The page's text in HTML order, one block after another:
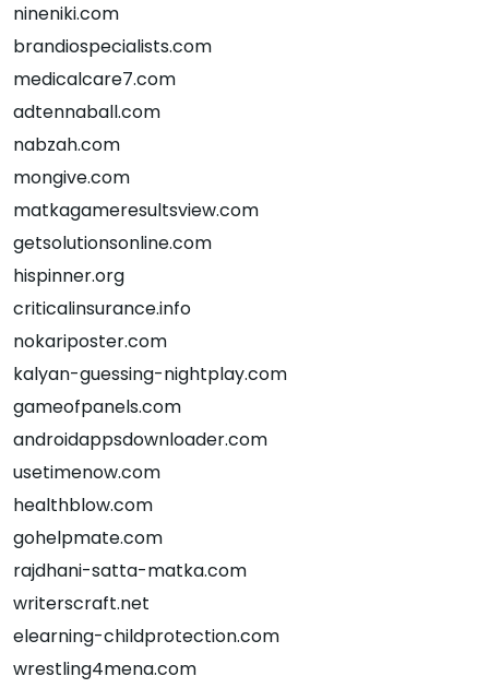
nineniki.com
brandiospecialists.com
medicalcare7.com
adtennaball.com
nabzah.com
mongive.com
matkagameresultsview.com
getsolutionsonline.com
hispinner.org
criticalinsurance.info
nokariposter.com
kalyan-guessing-nightplay.com
gameofpanels.com
androidappsdownloader.com
usetimenow.com
healthblow.com
gohelpmate.com
rajdhani-satta-matka.com
writerscraft.net
elearning-childprotection.com
wrestling4mena.com